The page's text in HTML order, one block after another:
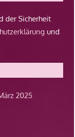
der Sicherheit
und
2025